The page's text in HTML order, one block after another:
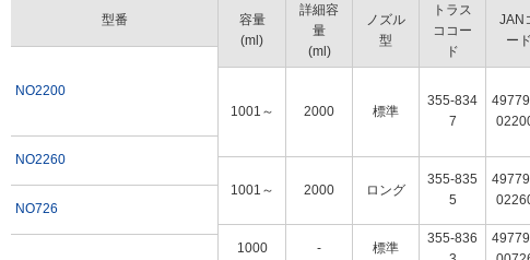
型番
NO2200
NO2260
NO726
容量
(ml)
詳細容
量
(ml)
ノズル
型
トラス
ココー
ド
JAN
ード
1001～ 2000 標準
355-834
7
1001～ 2000 ロング
355-835
5
1000 - 標準
355-836